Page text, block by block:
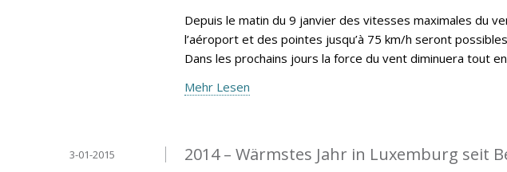
Depuis le matin du 9 janvier des vitesses maximales du
l’aéroport et des pointes jusqu’à 75 km/h seront
Dans les prochains jours la force du vent diminuera tout
Mehr Lesen
2014 – Wärmstes Jahr in Luxemburg seit
3-01-2015